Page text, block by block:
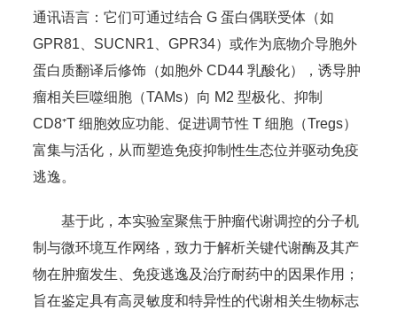
通讯语言：它们可通过结合 G 蛋白偶联受体（如
GPR81、SUCNR1、GPR34）或作为底物介导胞外
蛋白质翻译后修饰（如胞外 CD44 乳酸化），诱导肿
瘤相关巨噬细胞（TAMs）向 M2 型极化、抑制
CD8⁺T 细胞效应功能、促进调节性 T 细胞（Tregs）
富集与活化，从而塑造免疫抑制性生态位并驱动免疫
逃逸。
基于此，本实验室聚焦于肿瘤代谢调控的分子机
制与微环境互作网络，致力于解析关键代谢酶及其产
物在肿瘤发生、免疫逃逸及治疗耐药中的因果作用；
旨在鉴定具有高灵敏度和特异性的代谢相关生物标志